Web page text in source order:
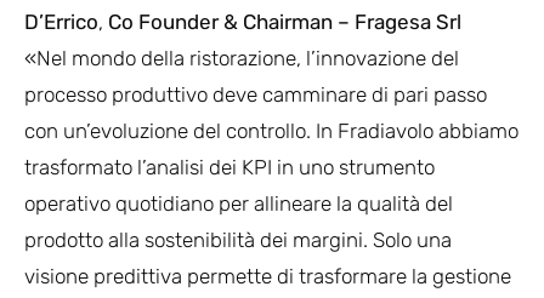
D’Errico, Co Founder & Chairman – Fragesa Srl
«Nel mondo della ristorazione, l’innovazione del
processo produttivo deve camminare di pari passo
con un’evoluzione del controllo. In Fradiavolo abbiamo
trasformato l’analisi dei KPI in uno strumento
operativo quotidiano per allineare la qualità del
prodotto alla sostenibilità dei margini. Solo una
visione predittiva permette di trasformare la gestione